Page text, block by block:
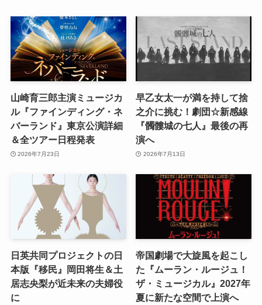
山崎育三郎主演ミュージカ
ル『ファインディング・ネ
バーランド』東京公演詳細
＆全ツアー日程発表
2026年7月23日
早乙女太一が満を持して捨
之介に挑む！劇団☆新感線
『髑髏城の七人』最後の再
演へ
2026年7月13日
日英共同プロジェクトの日
本版『移民』岡田将生＆土
居志央梨が近未来の夫婦役
に
帝国劇場で大旋風を起こし
た『ムーラン・ルージュ！
ザ・ミュージカル』2027年
夏に新たな空間で上演へ